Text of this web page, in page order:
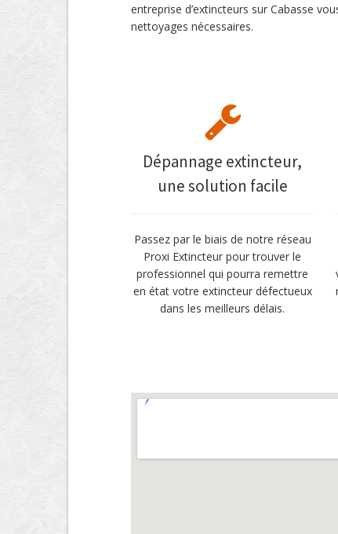
entreprise d’extincteurs sur Cabasse
nettoyages nécessaires.
Dépannage extincteur,
une solution facile
Passez par le biais de notre réseau
Proxi Extincteur pour trouver le
professionnel qui pourra remettre
en état votre extincteur défectueux
dans les meilleurs délais.